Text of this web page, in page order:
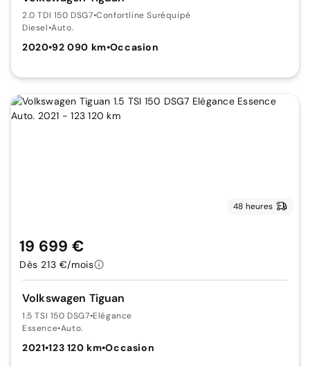
2.0 TDI 150 DSG7•Confortline Suréquipé
Diesel•Auto.
2020•92 090 km•Occasion
48 heures
Volkswagen Tiguan
1.5 TSI 150 DSG7•Elégance
Essence•Auto.
2021•123 120 km•Occasion
19 699 €
Dès 213 €/mois